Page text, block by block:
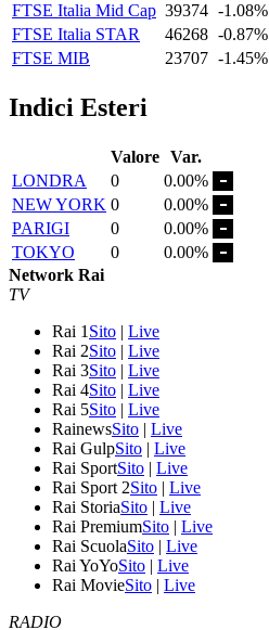
FTSE Italia Mid Cap 39374 -1.08%
FTSE Italia STAR
46268 -0.87%
FTSE MIB
23707 -1.45%
Indici Esteri
Valore Var.
LONDRA
0
0.00%
NEW YORK 0
0.00%
PARIGI
0
0.00%
TOKYO
0
0.00%
Network Rai
TV
Rai 1 Sito | Live
Rai 2Sito | Live
Rai 3Sito | Live
Rai 4Sito | Live
Rai 5Sito | Live
RainewsSito | Live
Rai GulpSito | Live
Rai SportSito | Live
Rai Sport 2Sito | Live
Rai StoriaSito | Live
Rai PremiumSito | Live
Rai ScuolaSito | Live
Rai YoYoSito | Live
Rai MovieSito | Live
RADIO